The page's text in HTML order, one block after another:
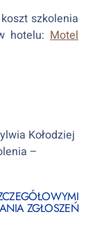
szkolenia
hotelu: Motel
Kołodziej
–
ZGŁOSZEŃ